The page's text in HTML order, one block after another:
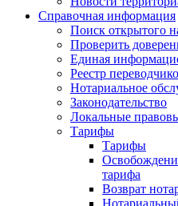
Справочная информация
Поиск открытого
Проверить
Единая
Реестр
Нотариальное
Законодательство
Локальные
Тарифы
Тарифы
тарифа
Возврат